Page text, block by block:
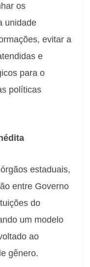
os
unidade
evitar a
e
para o
políticas
estaduais,
entre Governo
do
um modelo
ao
gênero.